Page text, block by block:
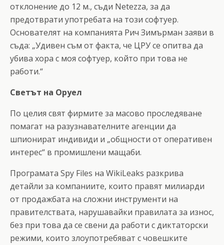
отклонение до 12 м., съди Netezza, за да
предотврати употребата на този софтуер.
Основателят на компанията Рич Зимърман заяви в
съда: „Удивен съм от факта, че ЦРУ се опитва да
убива хора с моя софтуер, който при това не
работи.“
Светът на Оруел
По целия свят фирмите за масово проследяване
помагат на разузнавателните агенции да
шпионират индивиди и „общности от оперативен
интерес“ в промишлени мащаби.
Програмата Spy Files на WikiLeaks разкрива
детайли за компаниите, които правят милиарди
от продажбата на сложни инструменти на
правителствата, нарушавайки правилата за износ,
без при това да се свени да работи с диктаторски
режими, които злоупотребяват с човешките